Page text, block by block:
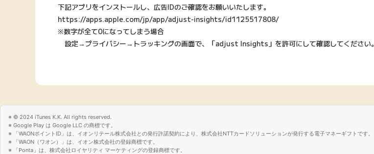
下記アプリをインストールし、広告IDのご確認をお願いいたします。
https://apps.apple.com/jp/app/adjust-insights/id1125517808/
※数字が全て0になってしまう場合
設定→プライバシー→トラッキングの画面で、「adjust Insights」を許可にして確認してください。
© 2024 iTunes K.K. All rights reserved.
Google Play は Google LLC の商標です。
「WAONポイントID」は、イオンリテール株式会社との発行許諾契約により、株式会社NTTカードソリューションが発行する電子マネーギフトです。
「WAON（ワオン）」は、イオン株式会社の登録商標です。
「Ponta」は、株式会社ロイヤリティ マーケティングの登録商標です。